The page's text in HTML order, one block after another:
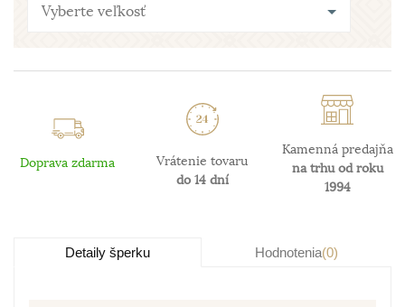
Vyberte veľkosť
Doprava zdarma
Vrátenie tovaru
do 14 dní
Kamenná predajňa
na trhu od roku
1994
Detaily šperku Hodnotenia(0)